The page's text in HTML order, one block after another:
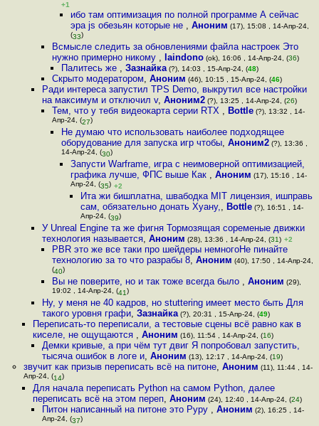
+1
ибо там оптимизация по полной программе А сейчас
эра js обезьян которые не ,Аноним (17), 15:08 , 14-Апр-24,
(33)
Всмысле следить за обновлениями файла настроек Это
нужно примерно никому , laindono(ok), 16:06 , 14-Апр-24, (36)
Палитесь же , Зазнайка(?), 14:03 , 15-Апр-24, (48)
Скрыто модератором, Аноним (46), 10:15 , 15-Апр-24, (46)
Ради интереса запустил TPS Demo, выкрутил все настройки
на максимум и отключил v,Аноним2 (?), 13:25 , 14-Апр-24, (26)
Тем, что у тебя видеокарта серии RTX , Bottle(?), 13:32 , 14-
Апр-24, (27)
Не думаю что использовать наиболее подходящее
оборудование для запуска игр чтобы, Аноним2(?), 13:36 ,
14-Апр-24, (30)
Запусти Warframe, игра с неимоверной оптимизацией,
графика лучше, ФПС выше Как ,Аноним (17), 15:16 , 14-
Апр-24, (35) +2
Ита жи бишплатна, швaбодка MIT лицензия, ишправь
сам, обязательно донать Хуану,, Bottle(?), 16:51 , 14-
Апр-24, (39)
У Unreal Engine та же фигня Тормозящая соременые движки
технология называется,Аноним (28), 13:36 , 14-Апр-24, (31) +2
PBR это же все таки про шейдеры немногоНе пинайте
технологию за то что разрабы 8, Аноним (40), 17:50 , 14-Апр-24,
(40)
Вы не поверите, но и так тоже всегда было , Аноним (29),
19:02 , 14-Апр-24, (41)
Ну, у меня не 40 кадров, но stuttering имеет место быть Для
такого уровня графи,Зазнайка (?), 20:31 , 15-Апр-24, (49)
Переписать-то переписали, а тестовые сцены всё равно как в
киселе, не ощущаются , Аноним (16), 11:54 , 14-Апр-24, (16)
Демки кривые, а при чём тут двиг Я попробовал запустить,
тысяча ошибок в логе и,Аноним (13), 12:17 , 14-Апр-24, (19)
звучит как призыв переписать всё на питоне, Аноним (11), 11:44 , 14-
Апр-24, (14)
Для начала переписать Python на самом Python, далее
переписать всё на этом переп, Аноним (24), 12:40 , 14-Апр-24, (24)
Питон написанный на питоне это Pypy ,Аноним (2), 16:25 , 14-
Апр-24, (37)